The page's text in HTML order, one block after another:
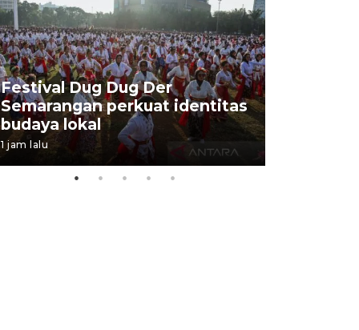
Festival Dug Dug Der
Semarangan perkuat identitas
budaya lokal
1 jam lalu